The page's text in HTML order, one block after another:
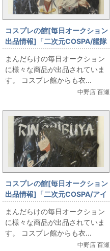
コスプレの館[毎日オークション
出品情報]「二次元COSPA/艦隊
これくしょん-艦これ-/刺繍ワー
クシャツ/榛名改二/ブラック/XL
サイズ(日本サイズ)」を出品し
ています
まんだらけの毎日オークション
に様々な商品が出品されていま
す。 コスプレ館からも衣...
中野店 百瀬
コスプレの館[毎日オークション
出品情報]「二次元COSPA/アイ
ドルマスターシンデレラガール
ズ/刺繍ワークシャツ/渋谷凛/ブ
ラック/XLサイズ(日本サイズ)」
を出品しています
まんだらけの毎日オークション
に様々な商品が出品されていま
す。 コスプレ館からも衣...
中野店 百瀬